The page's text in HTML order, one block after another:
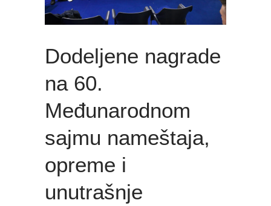
Dodeljene nagrade
na 60.
Međunarodnom
sajmu nameštaja,
opreme i
unutrašnje